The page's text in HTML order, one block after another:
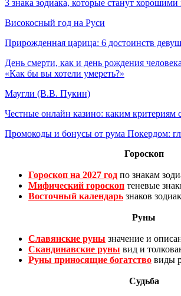
3 знака зодиака, которые станут
Високосный год на Руси
Прирожденная царица: 6 достоинств
День смерти, как и день рождения
«Как бы вы хотели умереть?»
Маугли (В.В. Пукин)
Честные онлайн казино: каким критериям
Промокоды и бонусы от рума Покердом:
Гороскоп
Гороскоп на 2027 год по знакам
Мифический гороскоп теневые
Восточный календарь знаков
Руны
Славянские руны значение и
Скандинавские руны вид и
Руны приносящие богатство виды
Судьба